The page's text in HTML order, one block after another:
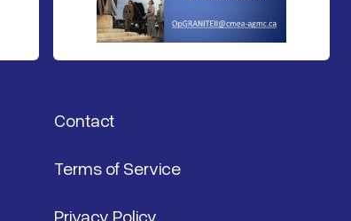
Contact
Terms of Service
Privacy Policy